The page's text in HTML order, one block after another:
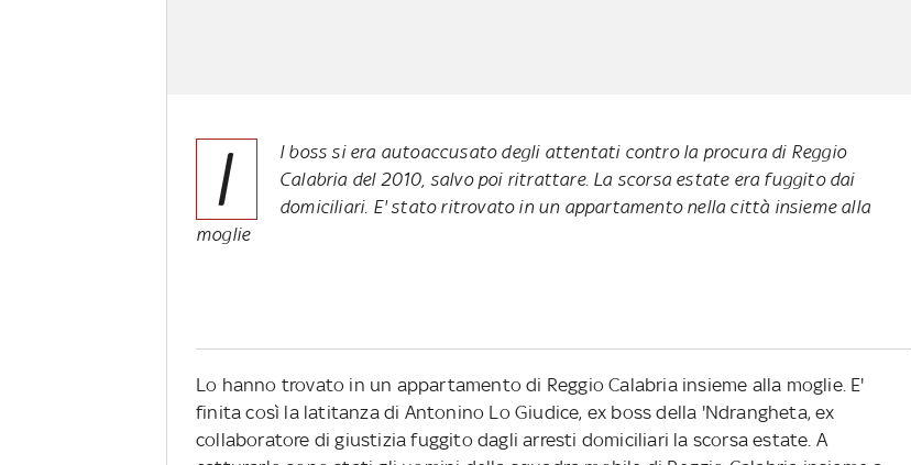
I
l boss si era autoaccusato degli attentati contro la procura di Reggio
Calabria del 2010, salvo poi ritrattare. La scorsa estate era fuggito dai
domiciliari. E' stato ritrovato in un appartamento nella città insieme alla
moglie
Lo hanno trovato in un appartamento di Reggio Calabria insieme alla moglie. E'
finita così la latitanza di Antonino Lo Giudice, ex boss della 'Ndrangheta, ex
collaboratore di giustizia fuggito dagli arresti domiciliari la scorsa estate. A